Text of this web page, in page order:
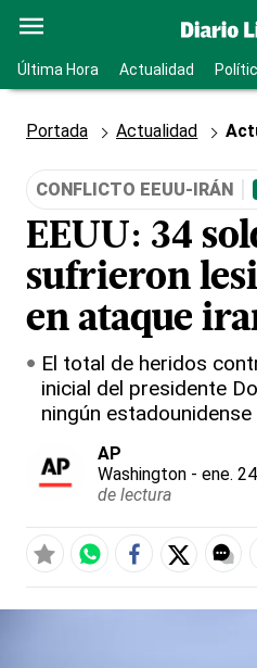
Última Hora Actualidad
Portada Actualidad
CONFLICTO EEUU-IRÁN
EEUU: 34
sufrieron
en ataque
El total de heridos
inicial del presidente
ningún
AP
Washington - ene.
de lectura